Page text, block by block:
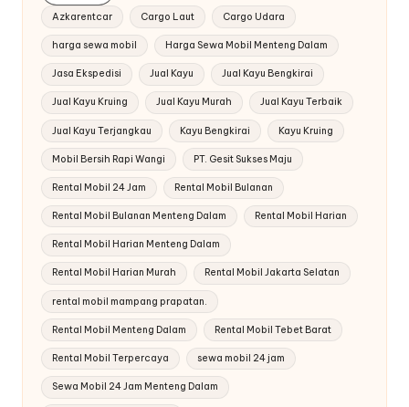
Azkarentcar Cargo Laut Cargo Udara
harga sewa mobil Harga Sewa Mobil Menteng Dalam
Jasa Ekspedisi Jual Kayu Jual Kayu Bengkirai
Jual Kayu Kruing Jual Kayu Murah Jual Kayu Terbaik
Jual Kayu Terjangkau Kayu Bengkirai Kayu Kruing
Mobil Bersih Rapi Wangi PT. Gesit Sukses Maju
Rental Mobil 24 Jam Rental Mobil Bulanan
Rental Mobil Bulanan Menteng Dalam Rental Mobil Harian
Rental Mobil Harian Menteng Dalam
Rental Mobil Harian Murah Rental Mobil Jakarta Selatan
rental mobil mampang prapatan.
Rental Mobil Menteng Dalam Rental Mobil Tebet Barat
Rental Mobil Terpercaya sewa mobil 24 jam
Sewa Mobil 24 Jam Menteng Dalam